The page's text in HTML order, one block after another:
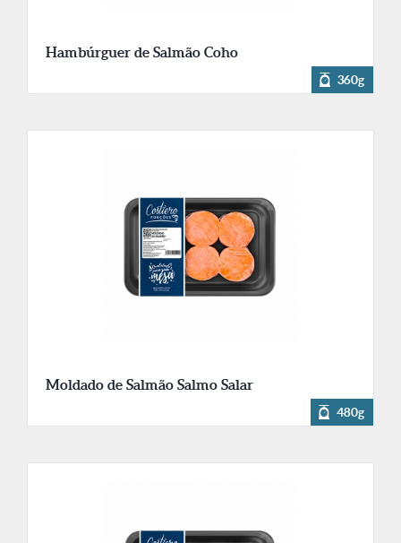
Hambúrguer de Salmão Coho
360g
Moldado de Salmão Salmo Salar
480g